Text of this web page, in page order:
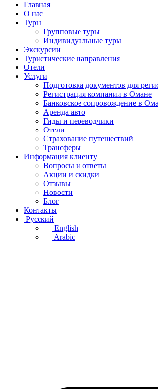
Главная
О нас
Туры
Групповые туры
Индивидуальные туры
Экскурсии
Туристические направления
Отели
Услуги
Подготовка документов для
Регистрация компании в Омане
Банковское сопровождение в
Аренда авто
Гиды и переводчики
Отели
Страхование путешествий
Трансферы
Информация клиенту
Вопросы и ответы
Акции и скидки
Отзывы
Новости
Блог
Контакты
Русский
English
Arabic